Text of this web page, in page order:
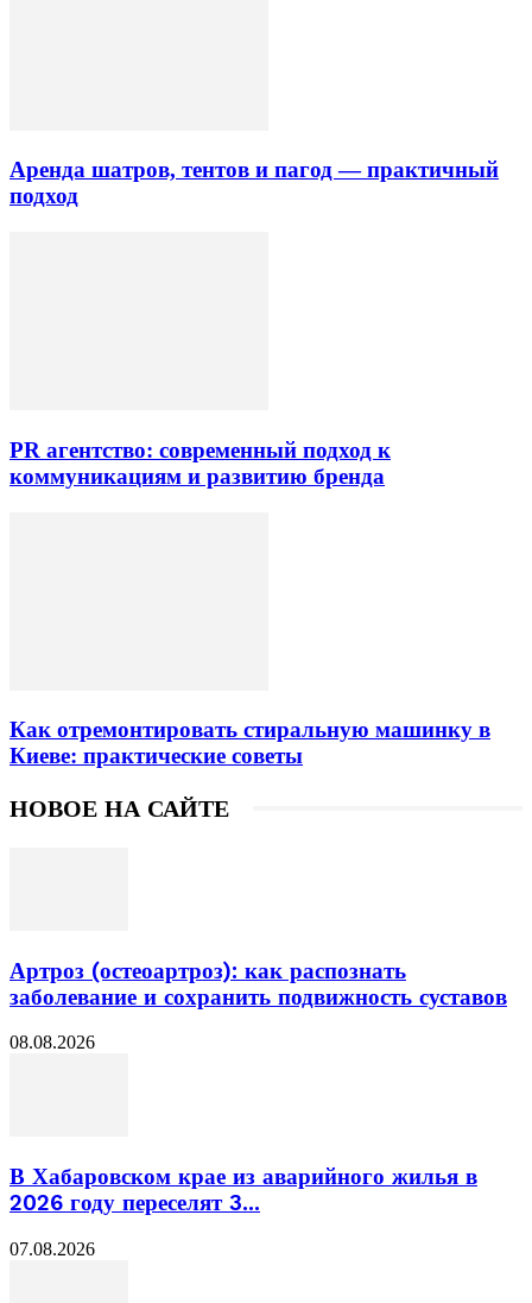
Аренда шатров, тентов и пагод — практичный
подход
PR агентство: современный подход к
коммуникациям и развитию бренда
Как отремонтировать стиральную машинку в
Киеве: практические советы
НОВОЕ НА САЙТЕ
Артроз (остеоартроз): как распознать
заболевание и сохранить подвижность суставов
08.08.2026
В Хабаровском крае из аварийного жилья в
2026 году переселят 3...
07.08.2026